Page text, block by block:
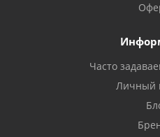
Часто
Личный